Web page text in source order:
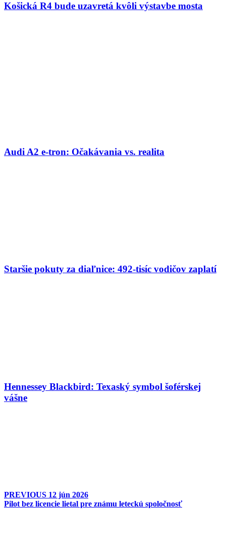
Košická R4 bude uzavretá kvôli výstavbe mosta
Audi A2 e-tron: Očakávania vs. realita
Staršie pokuty za diaľnice: 492-tisíc vodičov zaplatí
Hennessey Blackbird: Texaský symbol šoférskej
vášne
PREVIOUS 12 jún 2026
Pilot bez licencie lietal pre známu leteckú spoločnosť